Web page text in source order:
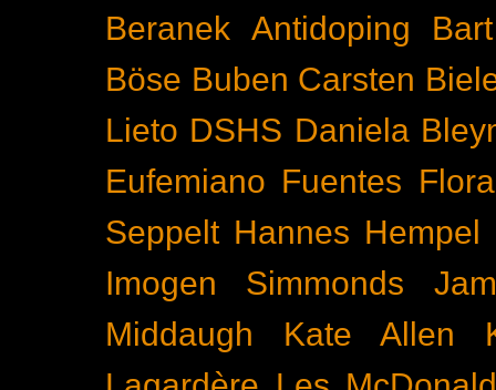
Beranek Antidoping
Böse Buben Carsten
Lieto DSHS Daniela
Eufemiano Fuentes
Seppelt Hannes Hempel
Imogen Simmonds
Middaugh
Kate Allen